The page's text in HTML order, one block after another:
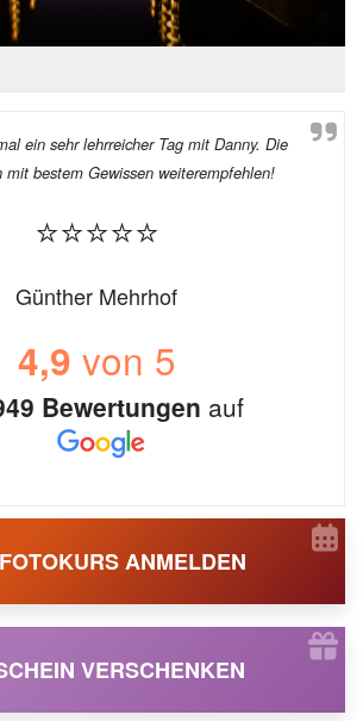
ein sehr lehrreicher Tag mit Danny. Die
mit bestem Gewissen weiterempfehlen!
⭐⭐⭐⭐⭐
Günther Mehrhof
4,9 von 5
Bewertungen auf
ANMELDEN
VERSCHENKEN